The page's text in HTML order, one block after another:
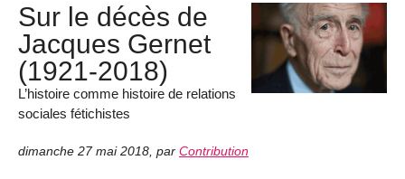
Sur le décès de
Jacques Gernet
(1921-2018)
L’histoire comme histoire de relations
sociales fétichistes
dimanche 27 mai 2018 par Contribution